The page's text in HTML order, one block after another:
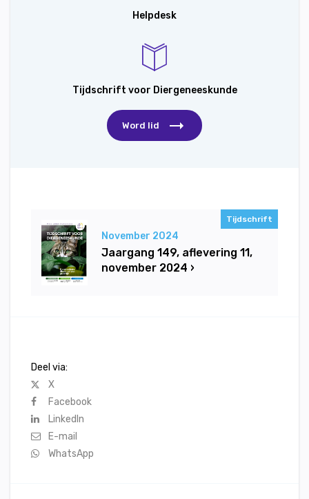
Helpdesk
Tijdschrift voor Diergeneeskunde
Word lid
Tijdschrift
November 2024
Jaargang 149, aflevering 11,
november 2024 ›
Deel via:
X
Facebook
LinkedIn
E-mail
WhatsApp